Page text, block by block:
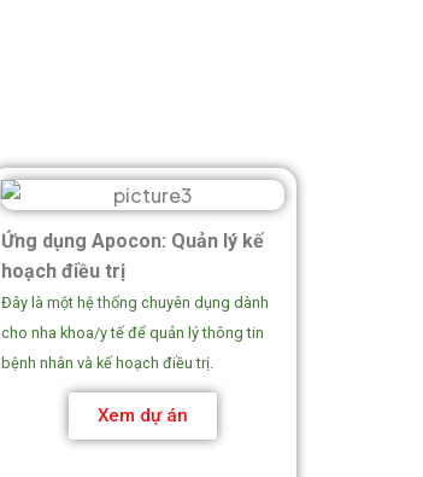
Ứng dụng Apocon: Quản lý kế
hoạch điều trị
Đây là một hệ thống chuyên dụng dành
cho nha khoa/y tế để quản lý thông tin
bệnh nhân và kế hoạch điều trị.
Xem dự án